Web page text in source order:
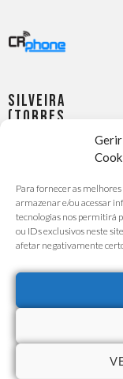
Para fornecer as
armazenar e/ou acessar
tecnologias nos permitirá
ou IDs exclusivos neste
afetar negativamente
Silveira
(Torres
Silveira
Seg - Sex :
9h30 -
13h/14h30
9h30 -
915 527